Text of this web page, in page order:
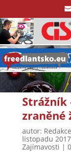
Strážník
zraněné
autor:
listopadu 2017
Zajímavosti |